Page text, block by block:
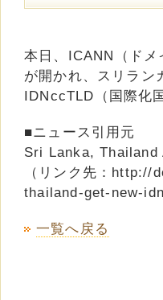
本日、ICANN（ド
が開かれ、スリラン
IDNccTLD（国際化
■ニュース引用元
Sri Lanka, Thailand
（リンク先：
thailand-get-new-
一覧へ戻る